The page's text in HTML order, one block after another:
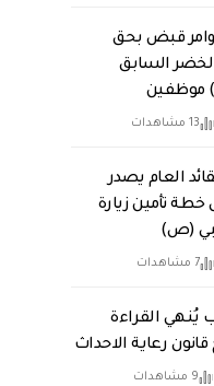
أوامر قبض بحق
السابق
13 مشاهدات
العام يصدر
تأمين زيارة
(ص)
7 مشاهدات
يُنهي القراءة
قانون رعاية الاحداث
9 مشاهدات